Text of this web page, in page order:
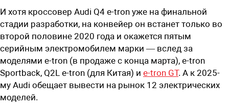
И хотя кроссовер Audi Q4 e-tron уже на финальной
стадии разработки, на конвейер он встанет только во
второй половине 2020 года и окажется пятым
серийным электромобилем марки — вслед за
моделями e-tron (в продаже с конца марта), e-tron
Sportback, Q2L e-tron (для Китая) и e-tron GT. А к 2025-
му Audi обещает вывести на рынок 12 электрических
моделей.